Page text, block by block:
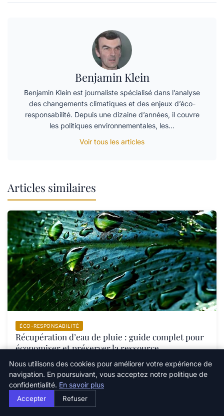
Benjamin Klein
Benjamin Klein est journaliste spécialisé dans l’analyse
des changements climatiques et des enjeux d’éco-
responsabilité. Depuis une dizaine d’années, il couvre
les politiques environnementales, les…
Voir tous les articles
Articles similaires
ÉCO-RESPONSABILITÉ
Récupération d’eau de pluie : guide complet pour
économiser et préserver la ressource
22 mai 2026
Nous utilisons des cookies pour améliorer votre expérience de
navigation. En poursuivant, vous acceptez notre politique de
confidentialité. En savoir plus
Accepter Refuser